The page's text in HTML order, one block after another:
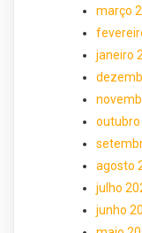
março
janeiro
outubro
agosto
julho
junho